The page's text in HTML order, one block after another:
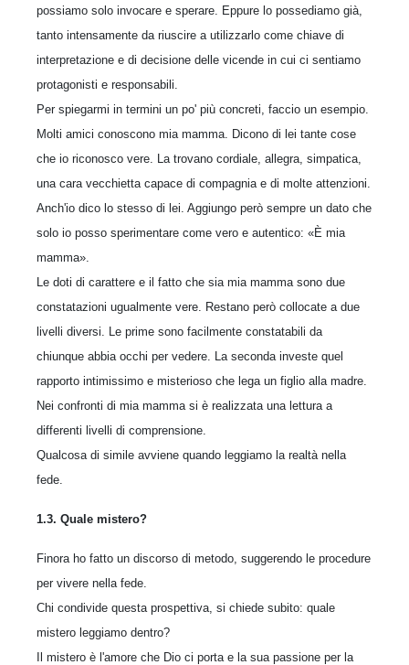
possiamo solo invocare e sperare. Eppure lo possediamo già,
tanto intensamente da riuscire a utilizzarlo come chiave di
interpretazione e di decisione delle vicende in cui ci sentiamo
protagonisti e responsabili.
Per spiegarmi in termini un po' più concreti, faccio un esempio.
Molti amici conoscono mia mamma. Dicono di lei tante cose
che io riconosco vere. La trovano cordiale, allegra, simpatica,
una cara vecchietta capace di compagnia e di molte attenzioni.
Anch'io dico lo stesso di lei. Aggiungo però sempre un dato che
solo io posso sperimentare come vero e autentico: «È mia
mamma».
Le doti di carattere e il fatto che sia mia mamma sono due
constatazioni ugualmente vere. Restano però collocate a due
livelli diversi. Le prime sono facilmente constatabili da
chiunque abbia occhi per vedere. La seconda investe quel
rapporto intimissimo e misterioso che lega un figlio alla madre.
Nei confronti di mia mamma si è realizzata una lettura a
differenti livelli di comprensione.
Qualcosa di simile avviene quando leggiamo la realtà nella
fede.
1.3. Quale mistero?
Finora ho fatto un discorso di metodo, suggerendo le procedure
per vivere nella fede.
Chi condivide questa prospettiva, si chiede subito: quale
mistero leggiamo dentro?
Il mistero è l'amore che Dio ci porta e la sua passione per la